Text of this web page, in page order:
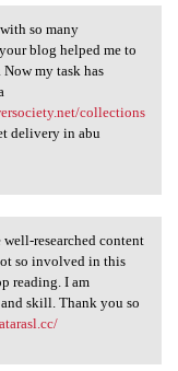
so many
blog helped me to
my task has
collections
delivery in abu
the
researched content
so involved in this
reading. I am
skill. Thank you so